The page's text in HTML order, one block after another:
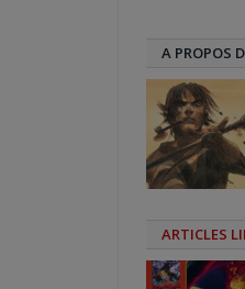
A PROPOS
ARTICLES